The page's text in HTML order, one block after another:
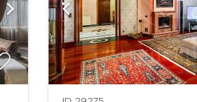
показать ещё